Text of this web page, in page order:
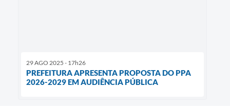
29 AGO 2025 - 17h26
PREFEITURA APRESENTA PROPOSTA DO PPA
2026-2029 EM AUDIÊNCIA PÚBLICA